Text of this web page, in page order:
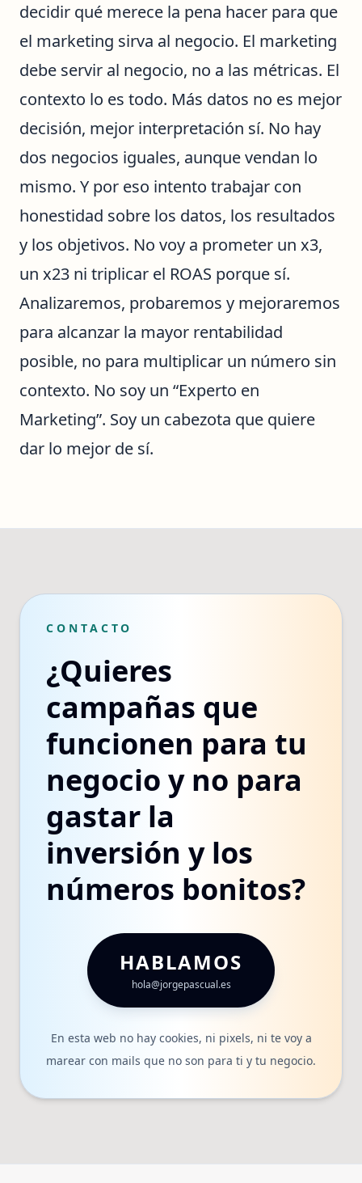
decidir qué merece la pena hacer para que
el marketing sirva al negocio. El marketing
debe servir al negocio, no a las métricas. El
contexto lo es todo. Más datos no es mejor
decisión, mejor interpretación sí. No hay
dos negocios iguales, aunque vendan lo
mismo. Y por eso intento trabajar con
honestidad sobre los datos, los resultados
y los objetivos. No voy a prometer un x3,
un x23 ni triplicar el ROAS porque sí.
Analizaremos, probaremos y mejoraremos
para alcanzar la mayor rentabilidad
posible, no para multiplicar un número sin
contexto. No soy un “Experto en
Marketing”. Soy un cabezota que quiere
dar lo mejor de sí.
CONTACTO
¿Quieres
campañas que
funcionen para tu
negocio y no para
gastar la
inversión y los
números bonitos?
HABLAMOS
hola@jorgepascual.es
En esta web no hay cookies, ni pixels, ni te voy a
marear con mails que no son para ti y tu negocio.